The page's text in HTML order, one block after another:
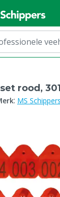
rood,
: MS Schippers